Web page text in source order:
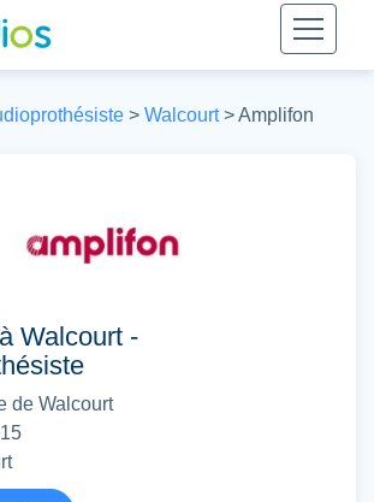
> Walcourt >Amplifon
Walcourt -
de Walcourt